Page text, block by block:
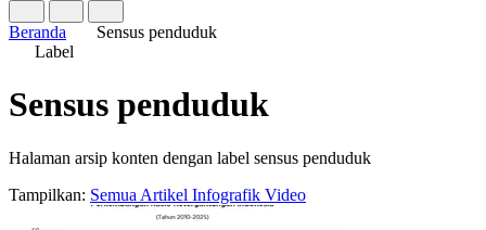
Beranda
Sensus penduduk
Label
Sensus penduduk
Halaman arsip konten dengan label sensus penduduk
Tampilkan: Semua Artikel Infografik Video